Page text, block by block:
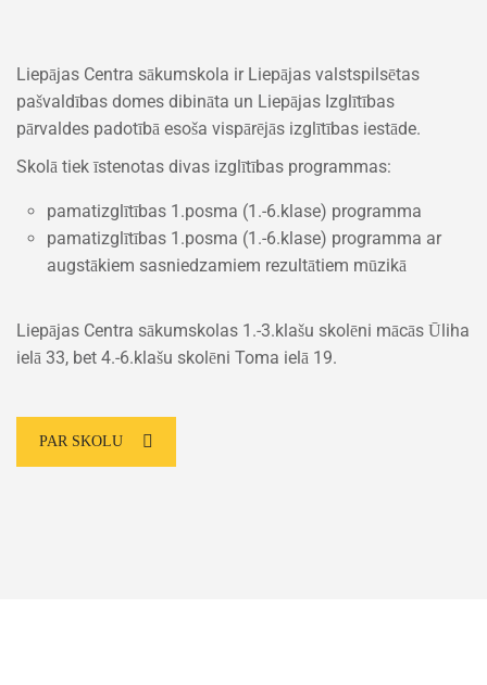
Liepājas Centra sākumskola ir Liepājas valstspilsētas
pašvaldības domes dibināta un Liepājas Izglītības
pārvaldes padotībā esoša vispārējās izglītības iestāde.
Skolā tiek īstenotas divas izglītības programmas:
pamatizglītības 1.posma (1.-6.klase) programma
pamatizglītības 1.posma (1.-6.klase) programma ar
augstākiem sasniedzamiem rezultātiem mūzikā
Liepājas Centra sākumskolas 1.-3.klašu skolēni mācās Ūliha
ielā 33, bet 4.-6.klašu skolēni Toma ielā 19.
PAR SKOLU